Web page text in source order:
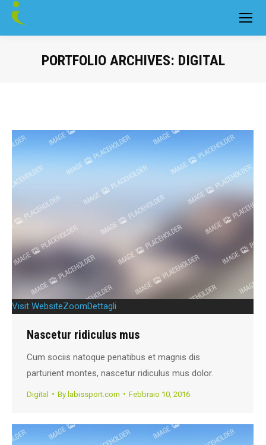
PORTFOLIO ARCHIVES: DIGITAL
Visit WebsiteZoomDettagli
Nascetur ridiculus mus
Cum sociis natoque penatibus et magnis dis
parturient montes, nascetur ridiculus mus dolor.
Digital By labissport.com Febbraio 10, 2016